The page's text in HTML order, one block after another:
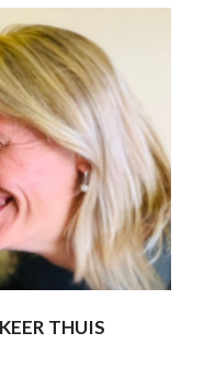
THUIS